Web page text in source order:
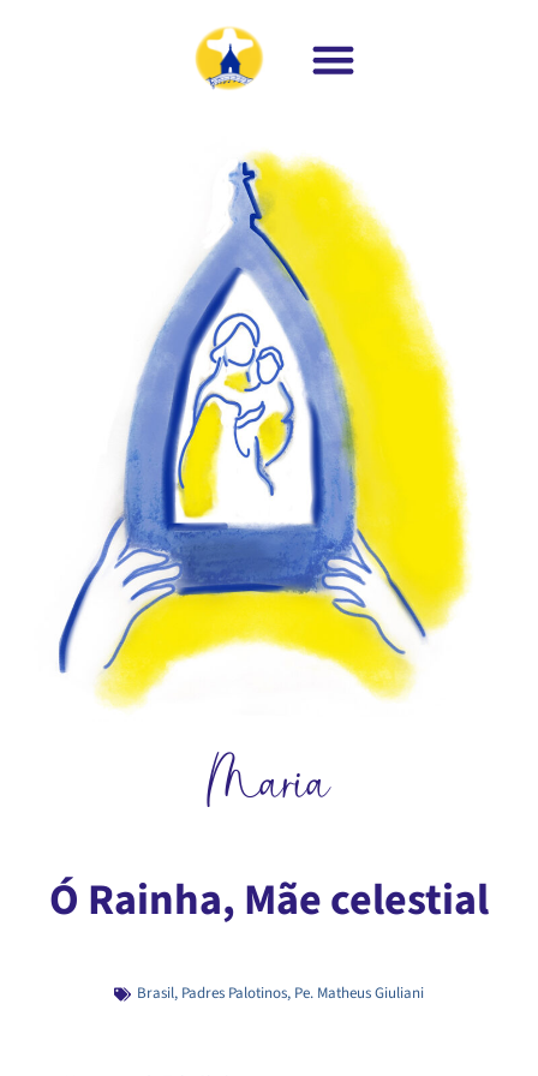
Maria
Ó Rainha, Mãe celestial
Brasil, Padres Palotinos, Pe. Matheus Giuliani